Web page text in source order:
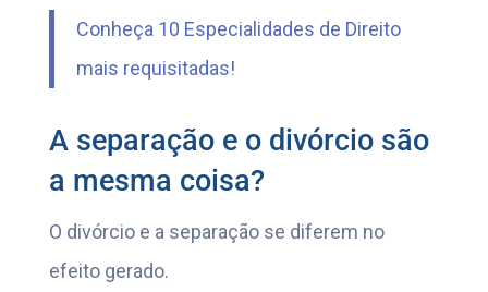
Conheça 10 Especialidades de Direito
mais requisitadas!
A separação e o divórcio são
a mesma coisa?
O divórcio e a separação se diferem no
efeito gerado.